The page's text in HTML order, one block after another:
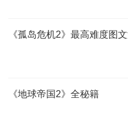
《孤岛危机2》最高难度图
《地球帝国2》全秘籍